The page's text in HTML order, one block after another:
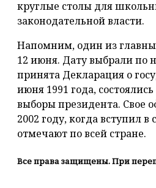
круглые столы для
законодательной власти.
Напомним, один из
12 июня. Дату выбрали по
принята Декларация о
июня 1991 года,
выборы президента. Свое
2002 году, когда вступил
отмечают по всей стране.
Все права защищены. При